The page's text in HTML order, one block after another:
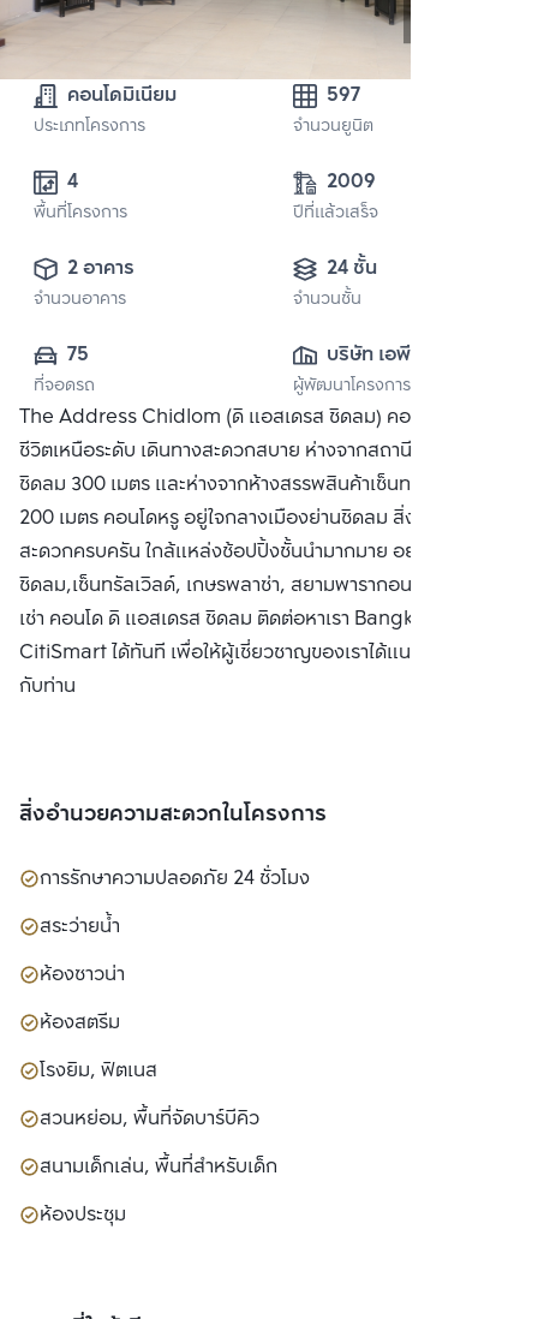
คอนโดมิเนียม
ประเภทโครงการ
597
จำนวนยูนิต
4
พื้นที่โครงการ
2009
ปีที่แล้วเสร็จ
2 อาคาร
จำนวนอาคาร
24 ชั้น
จำนวนชั้น
75
ที่จอดรถ
บริษัท เอพี (ไทย
แลนด์)
จำกัด(มหาชน)
ผู้พัฒนาโครงการ
The Address Chidlom (ดิ แอสเดรส ชิดลม) คอนโดที่ให้คุณใช้
ชีวิตเหนือระดับ เดินทางสะดวกสบาย ห่างจากสถานีรถไฟฟ้า BTS
ชิดลม 300 เมตร และห่างจากห้างสรรพสินค้าเซ็นทรัล ชิดลม
200 เมตร คอนโดหรู อยู่ใจกลางเมืองย่านชิดลม สิ่งอำนวย
สะดวกครบครัน ใกล้แหล่งช้อปปิ้งชั้นนำมากมาย อย่าง เซ็นทรัล
ชิดลม,เซ็นทรัลเวิลด์, เกษรพลาซ่า, สยามพารากอน ซื้อ ขาย หรือ
เช่า คอนโด ดิ แอสเดรส ชิดลม ติดต่อหาเรา Bangkok
CitiSmart ได้ทันที เพื่อให้ผู้เชี่ยวชาญของเราได้แนะนำคอนโดให้
กับท่าน
สิ่งอำนวยความสะดวกในโครงการ
การรักษาความปลอดภัย 24 ชั่วโมง
สระว่ายน้ำ
ห้องซาวน่า
ห้องสตรีม
โรงยิม, ฟิตเนส
สวนหย่อม, พื้นที่จัดบาร์บีคิว
สนามเด็กเล่น, พื้นที่สำหรับเด็ก
ห้องประชุม